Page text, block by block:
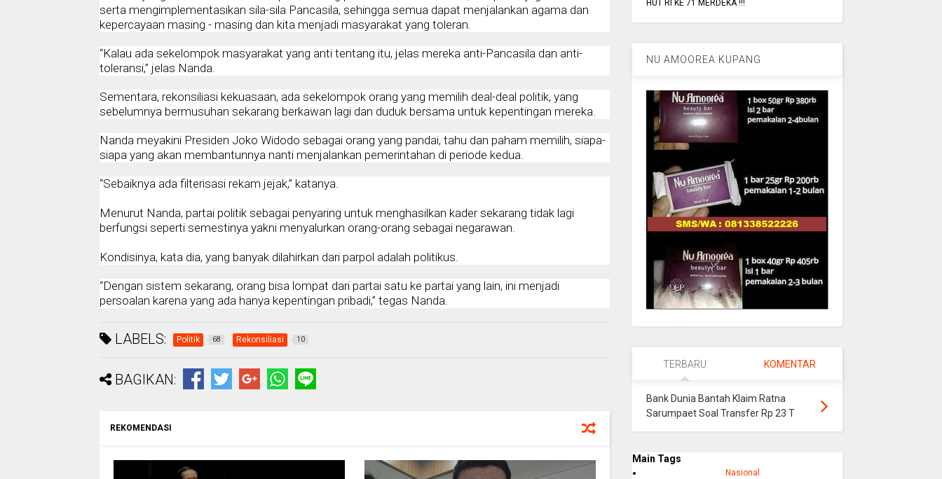
serta mengimplementasikan sila-sila Pancasila, sehingga semua dapat menjalankan agama dan
kepercayaan masing - masing dan kita menjadi masyarakat yang toleran.
“Kalau ada sekelompok masyarakat yang anti tentang itu, jelas mereka anti-Pancasila dan anti-
toleransi,” jelas Nanda.
Sementara, rekonsiliasi kekuasaan, ada sekelompok orang yang memilih deal-deal politik, yang
sebelumnya bermusuhan sekarang berkawan lagi dan duduk bersama untuk kepentingan mereka.
Nanda meyakini Presiden Joko Widodo sebagai orang yang pandai, tahu dan paham memilih, siapa-
siapa yang akan membantunnya nanti menjalankan pemerintahan di periode kedua.
“Sebaiknya ada filterisasi rekam jejak,” katanya.
Menurut Nanda, partai politik sebagai penyaring untuk menghasilkan kader sekarang tidak lagi
berfungsi seperti semestinya yakni menyalurkan orang-orang sebagai negarawan.
Kondisinya, kata dia, yang banyak dilahirkan dari parpol adalah politikus.
“Dengan sistem sekarang, orang bisa lompat dari partai satu ke partai yang lain, ini menjadi
persoalan karena yang ada hanya kepentingan pribadi,” tegas Nanda.
LABELS: Politik 68 Rekonsiliasi 10
BAGIKAN:
REKOMENDASI
HUT RI KE 71 MERDEKA !!!
NU AMOOREA KUPANG
TERBARU KOMENTAR
Bank Dunia Bantah Klaim Ratna
Sarumpaet Soal Transfer Rp 23 T
Main Tags
Nasional